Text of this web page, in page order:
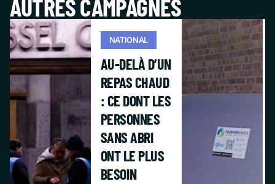
AUTRES CAMPAGNES
NATIONAL
AU-DELÀ D’UN
REPAS CHAUD
: CE DONT LES
PERSONNES
SANS ABRI
ONT LE PLUS
BESOIN